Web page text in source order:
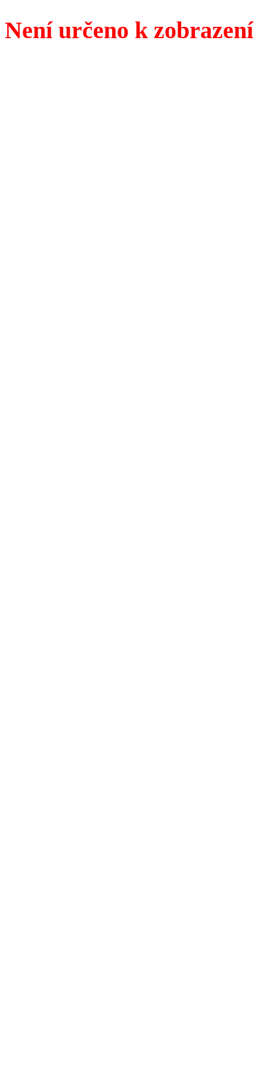
Není určeno k zobrazení